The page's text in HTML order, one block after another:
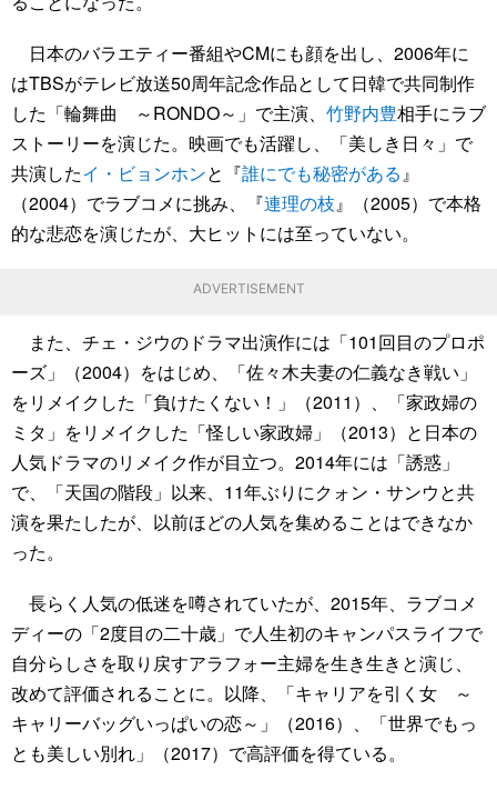
日本のバラエティー番組やCMにも顔を出し、2006年に
はTBSがテレビ放送50周年記念作品として日韓で共同制作
した「輪舞曲 ～RONDO～」で主演、 竹野内豊相手にラブ
ストーリーを演じた。映画でも活躍し、「美しき日々」で
共演したイ・ビョンホンと『誰にでも秘密がある』
（2004）でラブコメに挑み、『連理の枝』（2005）で本格
的な悲恋を演じたが、大ヒットには至っていない。
ADVERTISEMENT
また、チェ・ジウのドラマ出演作には「101回目のプロポ
ーズ」（2004）をはじめ、「佐々木夫妻の仁義なき戦い」
をリメイクした「負けたくない！」（2011）、「家政婦の
ミタ」をリメイクした「怪しい家政婦」（2013）と日本の
人気ドラマのリメイク作が目立つ。2014年には「誘惑」
で、「天国の階段」以来、11年ぶりにクォン・サンウと共
演を果たしたが、以前ほどの人気を集めることはできなか
った。
長らく人気の低迷を噂されていたが、2015年、ラブコメ
ディーの「2度目の二十歳」で人生初のキャンパスライフで
自分らしさを取り戻すアラフォー主婦を生き生きと演じ、
改めて評価されることに。以降、「キャリアを引く女 ～
キャリーバッグいっぱいの恋～」（2016）、「世界でもっ
とも美しい別れ」（2017）で高評価を得ている。